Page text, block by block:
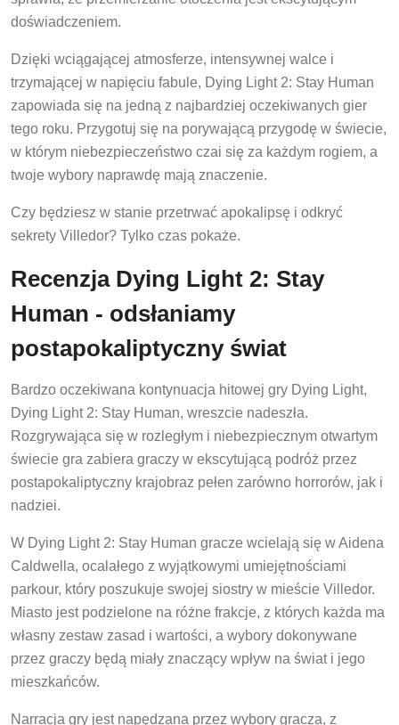
doświadczeniem.
Dzięki wciągającej atmosferze, intensywnej walce i
trzymającej w napięciu fabule, Dying Light 2: Stay Human
zapowiada się na jedną z najbardziej oczekiwanych gier
tego roku. Przygotuj się na porywającą przygodę w świecie,
w którym niebezpieczeństwo czai się za każdym rogiem, a
twoje wybory naprawdę mają znaczenie.
Czy będziesz w stanie przetrwać apokalipsę i odkryć
sekrety Villedor? Tylko czas pokaże.
Recenzja Dying Light 2: Stay
Human - odsłaniamy
postapokaliptyczny świat
Bardzo oczekiwana kontynuacja hitowej gry Dying Light,
Dying Light 2: Stay Human, wreszcie nadeszła.
Rozgrywająca się w rozległym i niebezpiecznym otwartym
świecie gra zabiera graczy w ekscytującą podróż przez
postapokaliptyczny krajobraz pełen zarówno horrorów, jak i
nadziei.
W Dying Light 2: Stay Human gracze wcielają się w Aidena
Caldwella, ocalałego z wyjątkowymi umiejętnościami
parkour, który poszukuje swojej siostry w mieście Villedor.
Miasto jest podzielone na różne frakcje, z których każda ma
własny zestaw zasad i wartości, a wybory dokonywane
przez graczy będą miały znaczący wpływ na świat i jego
mieszkańców.
Narracja gry jest napędzana przez wybory gracza, z